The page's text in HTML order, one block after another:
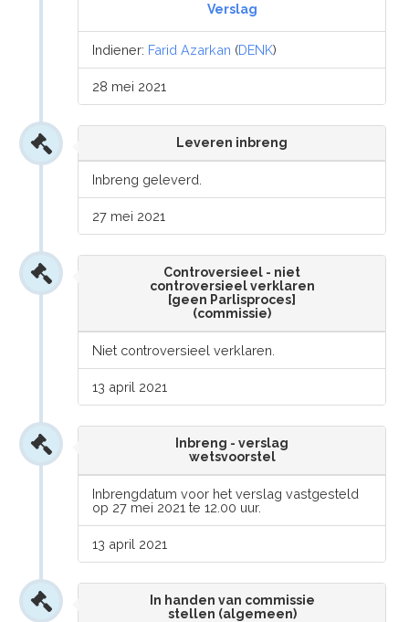
Verslag
Indiener: Farid Azarkan (DENK)
28 mei 2021
Leveren inbreng
Inbreng geleverd.
27 mei 2021
Controversieel - niet
controversieel verklaren
[geen Parlisproces]
(commissie)
Niet controversieel verklaren.
13 april 2021
Inbreng - verslag
wetsvoorstel
Inbrengdatum voor het verslag vastgesteld
op 27 mei 2021 te 12.00 uur.
13 april 2021
In handen van commissie
stellen (algemeen)